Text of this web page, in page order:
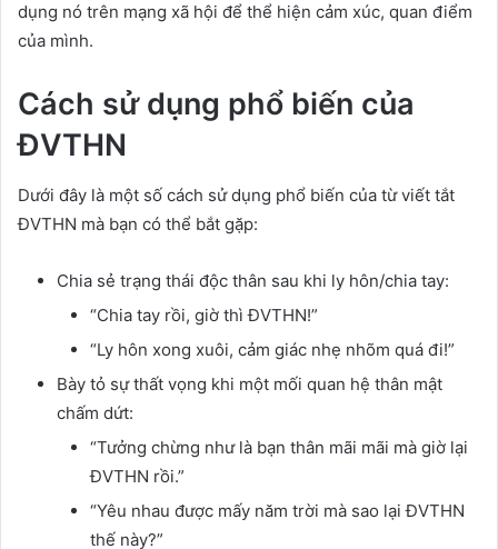
dụng nó trên mạng xã hội để thể hiện cảm xúc, quan điểm
của mình.
Cách sử dụng phổ biến của
ĐVTHN
Dưới đây là một số cách sử dụng phổ biến của từ viết tắt
ĐVTHN mà bạn có thể bắt gặp:
Chia sẻ trạng thái độc thân sau khi ly hôn/chia tay:
“Chia tay rồi, giờ thì ĐVTHN!”
“Ly hôn xong xuôi, cảm giác nhẹ nhõm quá đi!”
Bày tỏ sự thất vọng khi một mối quan hệ thân mật
chấm dứt:
“Tưởng chừng như là bạn thân mãi mãi mà giờ lại
ĐVTHN rồi.”
“Yêu nhau được mấy năm trời mà sao lại ĐVTHN
thế này?”